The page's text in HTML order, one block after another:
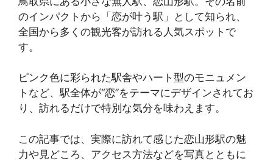
のインパクトから「恋が叶う駅」として知られ、
全国から多くの観光客が訪れる人気スポットで
す。
ピンク色に彩られた駅舎やハート型のモニュメン
トなど、駅全体が“恋”をテーマにデザインされてお
り、訪れるだけで特別な気分を味わえます。
この記事では、実際に訪れて感じた恋山形駅の魅
力や見どころ、アクセス方法などを写真とともに